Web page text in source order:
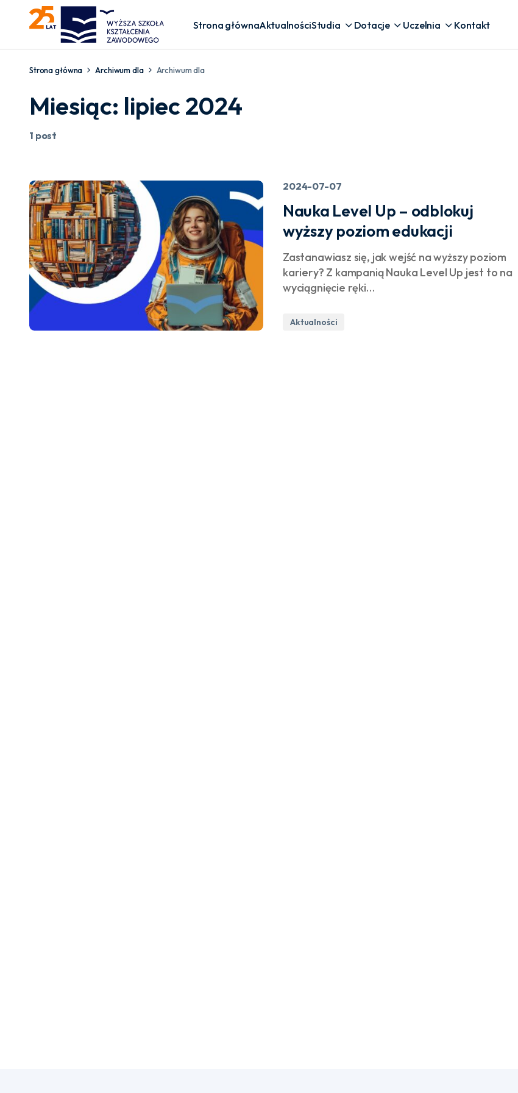
Strona głównaAktualnościStudia Dotacje Uczelnia Kontakt
Strona główna Archiwum dla Archiwum dla
Miesiąc: lipiec 2024
1 post
2024-07-07
Nauka Level Up – odblokuj
wyższy poziom edukacji
Zastanawiasz się, jak wejść na wyższy poziom
kariery? Z kampanią Nauka Level Up jest to na
wyciągnięcie ręki…
Aktualności